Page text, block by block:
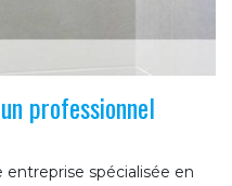
professionnel
spécialisée en